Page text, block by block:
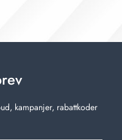
kampanjer, rabattkoder